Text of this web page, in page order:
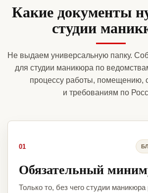
Какие документы
студии
Не выдаем универсальную папку.
для студии маникюра по
процессу работы, помещению,
и требованиям по
01
Обязательный
Только то, без чего студии маникюра